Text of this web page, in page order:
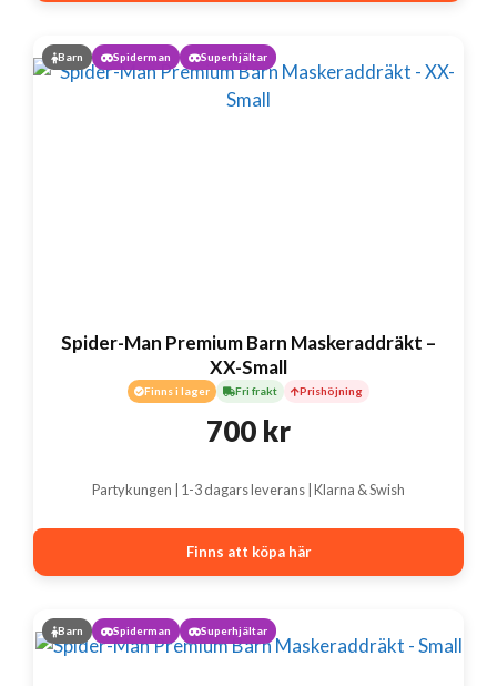
Barn Spiderman Superhjältar
Spider-Man Premium Barn Maskeraddräkt –
XX-Small
Finns i lager Fri frakt Prishöjning
700 kr
Partykungen | 1-3 dagars leverans | Klarna & Swish
Finns att köpa här
Barn Spiderman Superhjältar